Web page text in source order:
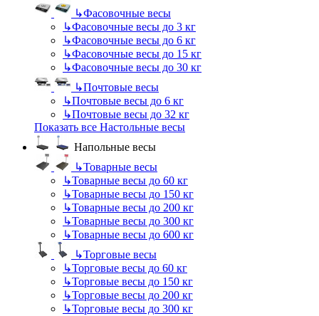
↳Фасовочные весы
↳Фасовочные весы до 3 кг
↳Фасовочные весы до 6 кг
↳Фасовочные весы до 15 кг
↳Фасовочные весы до 30 кг
↳Почтовые весы
↳Почтовые весы до 6 кг
↳Почтовые весы до 32 кг
Показать все Настольные весы
Напольные весы
↳Товарные весы
↳Товарные весы до 60 кг
↳Товарные весы до 150 кг
↳Товарные весы до 200 кг
↳Товарные весы до 300 кг
↳Товарные весы до 600 кг
↳Торговые весы
↳Торговые весы до 60 кг
↳Торговые весы до 150 кг
↳Торговые весы до 200 кг
↳Торговые весы до 300 кг